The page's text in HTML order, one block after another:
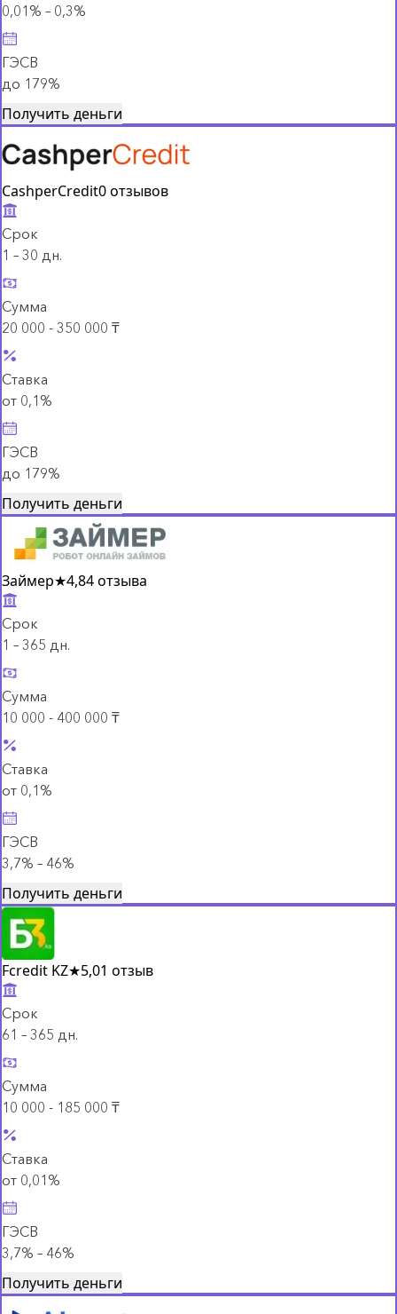
0,01% – 0,3%
ГЭСВ
до 179%
Получить деньги
CashperCredit0 отзывов
Срок
1 – 30 дн.
Сумма
20 000 - 350 000 ₸
Ставка
от 0,1%
ГЭСВ
до 179%
Получить деньги
Займер★4,84 отзыва
Срок
1 – 365 дн.
Сумма
10 000 - 400 000 ₸
Ставка
от 0,1%
ГЭСВ
3,7% – 46%
Получить деньги
Fcredit KZ★5,01 отзыв
Срок
61 – 365 дн.
Сумма
10 000 - 185 000 ₸
Ставка
от 0,01%
ГЭСВ
3,7% – 46%
Получить деньги